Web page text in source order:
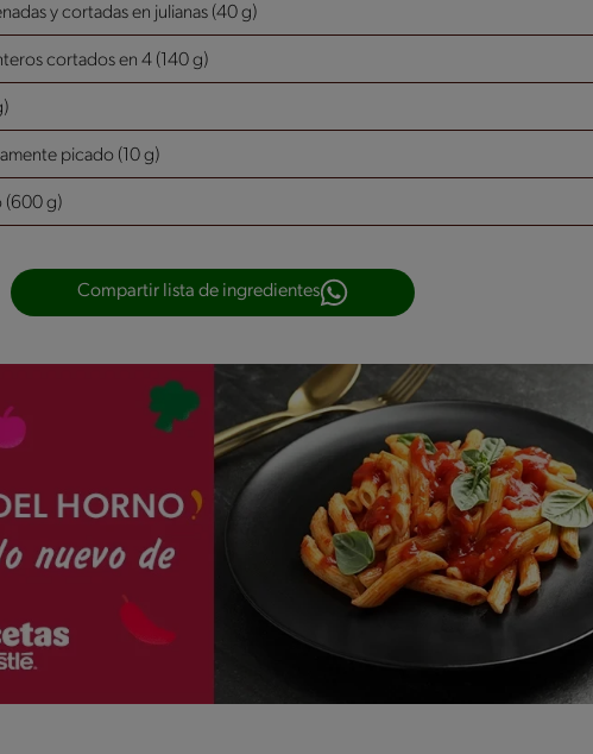
y cortadas en julianas (40 g)
cortados en 4 (140 g)
picado (10 g)
(600 g)
Compartir lista de ingredientes